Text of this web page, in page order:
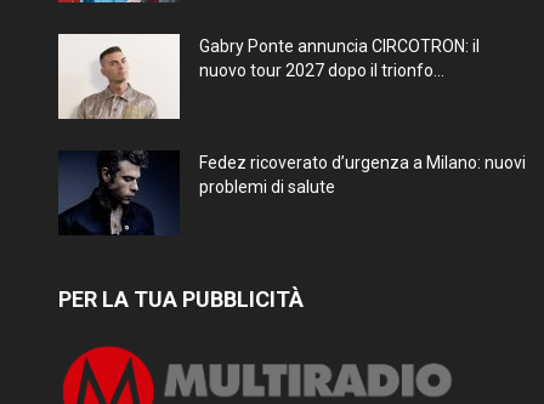
Gabry Ponte annuncia CIRCOTRON: il
nuovo tour 2027 dopo il trionfo...
Fedez ricoverato d’urgenza a Milano: nuovi
problemi di salute
PER LA TUA PUBBLICITÀ